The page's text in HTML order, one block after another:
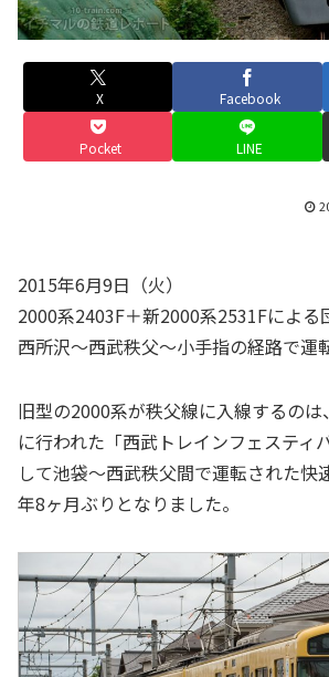
X Facebook
Pocket LINE
2015年6月9日（火）
2000系2403F＋新2000系2531Fによる
西所沢～西武秩父～小手指の経路で運
旧型の2000系が秩父線に入線するの
に行われた「西武トレインフェスティ
して池袋～西武秩父間で運転された快
年8ヶ月ぶりとなりました。